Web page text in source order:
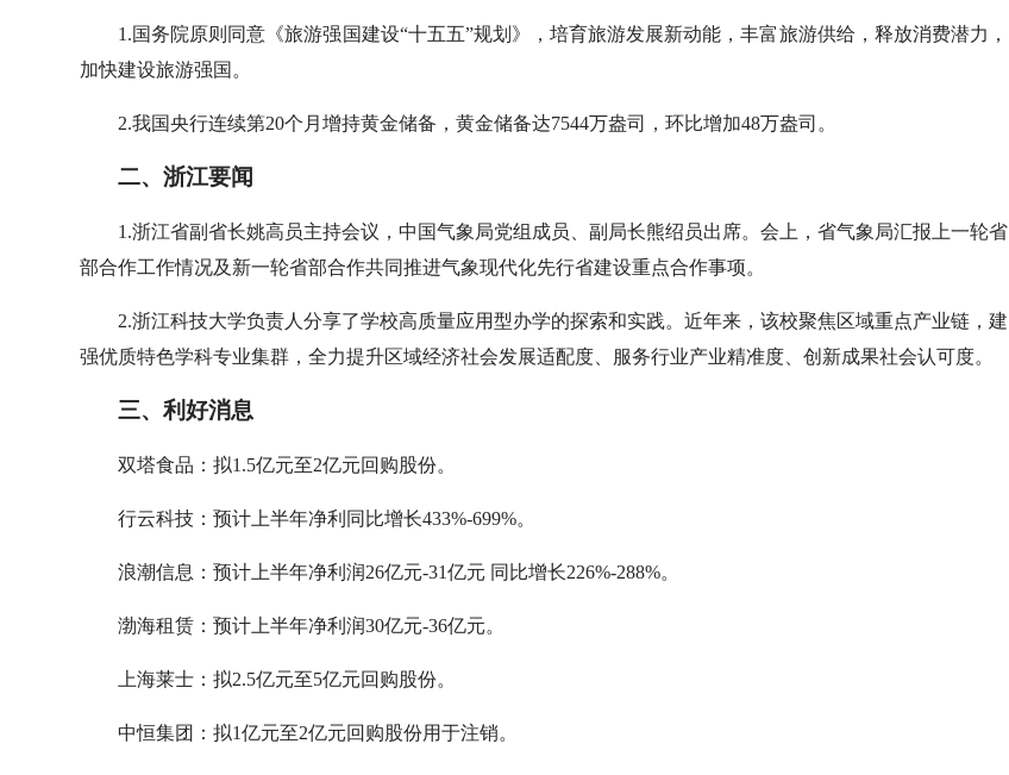
1.国务院原则同意《旅游强国建设“十五五”规划》，培育旅游发展新动能，丰富旅游供给，释放消费潜力，
加快建设旅游强国。
2.我国央行连续第20个月增持黄金储备，黄金储备达7544万盎司，环比增加48万盎司。
二、浙江要闻
1.浙江省副省长姚高员主持会议，中国气象局党组成员、副局长熊绍员出席。会上，省气象局汇报上一轮省
部合作工作情况及新一轮省部合作共同推进气象现代化先行省建设重点合作事项。
2.浙江科技大学负责人分享了学校高质量应用型办学的探索和实践。近年来，该校聚焦区域重点产业链，建
强优质特色学科专业集群，全力提升区域经济社会发展适配度、服务行业产业精准度、创新成果社会认可度。
三、利好消息
双塔食品：拟1.5亿元至2亿元回购股份。
行云科技：预计上半年净利同比增长433%-699%。
浪潮信息：预计上半年净利润26亿元-31亿元 同比增长226%-288%。
渤海租赁：预计上半年净利润30亿元-36亿元。
上海莱士：拟2.5亿元至5亿元回购股份。
中恒集团：拟1亿元至2亿元回购股份用于注销。